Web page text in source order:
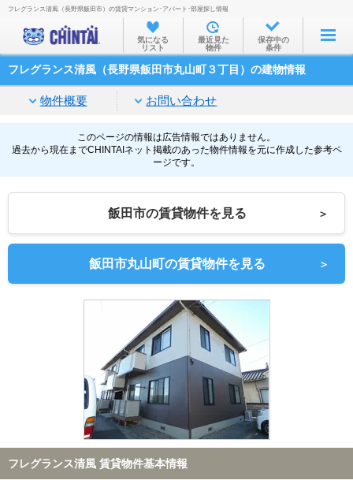
お部屋を探す
沿線・駅から
家賃相場から
通勤通学時間から
物件特集から
不動産会社から
TOP
フレグランス清風（長野県飯田市）の賃貸マンション･アパート･部屋探し情報
気になる
リスト
最近見た
物件
保存中の
条件
フレグランス清風（長野県飯田市丸山町３丁目）の建物情報
物件概要 お問い合わせ
このページの情報は広告情報ではありません。
過去から現在までCHINTAIネット掲載のあった物件情報を元に作成した参考ペ
ージです。
飯田市の賃貸物件を見る ＞
飯田市丸山町の賃貸物件を見る ＞
フレグランス清風 賃貸物件基本情報